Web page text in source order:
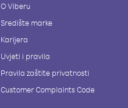
O Viberu
Središte marke
Karijera
Uvjeti i pravila
Pravila zaštite privatnosti
Customer Complaints Code